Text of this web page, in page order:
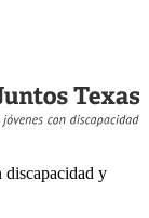
discapacidad y